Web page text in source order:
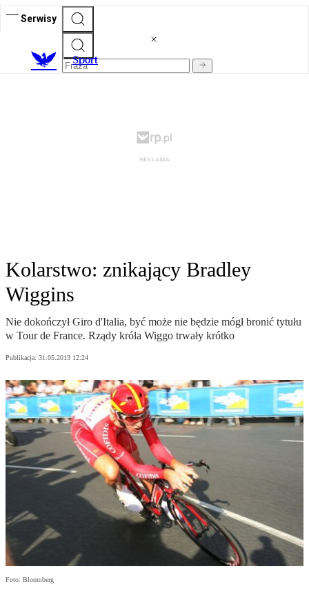
Serwisy
Sport
Kolarstwo: znikający Bradley
Wiggins
Nie dokończył Giro d'Italia, być może nie będzie mógł bronić tytułu
w Tour de France. Rządy króla Wiggo trwały krótko
Publikacja: 31.05.2013 12:24
Foto: Bloomberg